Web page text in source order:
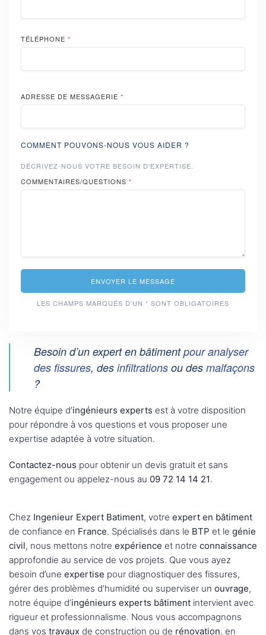
TÉLÉPHONE *
ADRESSE DE MESSAGERIE *
COMMENT POUVONS-NOUS VOUS AIDER ?
DÉCRIVEZ-NOUS VOTRE BESOIN D'EXPERTISE.
COMMENTAIRES/QUESTIONS *
ENVOYER LE MESSAGE
LES CHAMPS MARQUÉS D'UN * SONT OBLIGATOIRES
Besoin d’un expert en bâtiment pour analyser
des fissures, des infiltrations ou des malfaçons
?
Notre équipe d’ingénieurs experts est à votre disposition
pour répondre à vos questions et vous proposer une
expertise adaptée à votre situation.
Contactez-nous pour obtenir un devis gratuit et sans
engagement ou appelez-nous au 09 72 14 14 21.
Chez Ingenieur Expert Batiment, votre expert en bâtiment
de confiance en France. Spécialisés dans le BTP et le génie
civil, nous mettons notre expérience et notre connaissance
approfondie au service de vos projets. Que vous ayez
besoin d’une expertise pour diagnostiquer des fissures,
gérer des problèmes d’humidité ou superviser un ouvrage,
notre équipe d’ingénieurs experts bâtiment intervient avec
rigueur et professionnalisme. Nous vous accompagnons
dans vos travaux de construction ou de rénovation, en